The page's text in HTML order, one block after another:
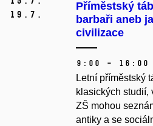
19. 7.
Příměstský
barbaři aneb
civilizace
9:00 – 16:00
Letní příměstský
klasických studií,
ZŠ mohou
antiky a se